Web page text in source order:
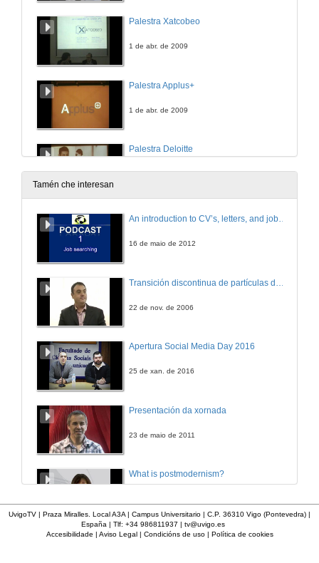
Palestra Xatcobeo
1 de abr. de 2009
Palestra Applus+
1 de abr. de 2009
Palestra Deloitte
1 de abr. de 2009
Palestra Eures
Palestra Bosch
Mesa Redonda
Tamén che interesan
An introduction to CV’s, letters, and job searching
16 de maio de 2012
22 de nov. de 2006
Apertura Social Media Day 2016
25 de xan. de 2016
Presentación da xornada
23 de maio de 2011
What is postmodernism?
Presentación 'Mulleres no software libre'
UvigoTV | Praza Miralles. Local A3A | Campus Universitario | C.P. 36310 Vigo (Pontevedra) |
España | Tlf: +34 986811937 | tv@uvigo.es
Accesibilidade | Aviso Legal| Condicións de uso| Política de cookies